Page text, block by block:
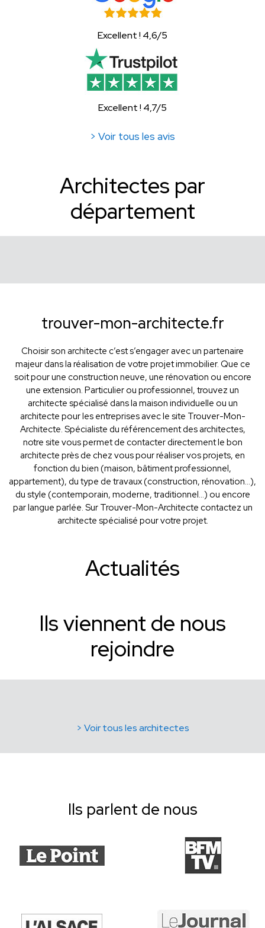
Excellent ! 4,6/5
Excellent ! 4,7/5
> Voir tous les avis
Architectes par
département
trouver-mon-architecte.fr
Choisir son architecte c’est s’engager avec un partenaire
majeur dans la réalisation de votre projet immobilier. Que ce
soit pour une construction neuve, une rénovation ou encore
une extension. Particulier ou professionnel, trouvez un
architecte spécialisé dans la maison individuelle ou un
architecte pour les entreprises avec le site Trouver-Mon-
Architecte. Spécialiste du référencement des architectes,
notre site vous permet de contacter directement le bon
architecte près de chez vous pour réaliser vos projets, en
fonction du bien (maison, bâtiment professionnel,
appartement), du type de travaux (construction, rénovation...),
du style (contemporain, moderne, traditionnel...) ou encore
par langue parlée. Sur Trouver-Mon-Architecte contactez un
architecte spécialisé pour votre projet.
Actualités
Ils viennent de nous
rejoindre
> Voir tous les architectes
Ils parlent de nous